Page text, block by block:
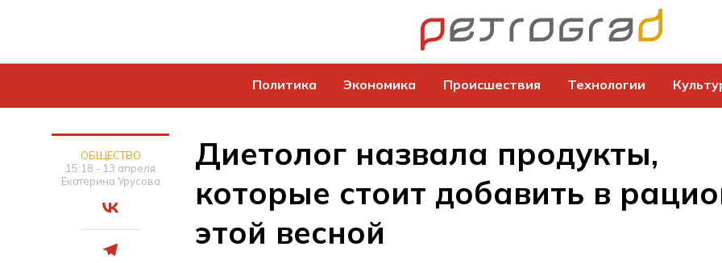
Политика Экономика Происшествия Технологии
ОБЩЕСТВО
15:18 - 13 апреля
Екатерина Урусова
Диетолог назвала продукты,
которые стоит добавить в
этой весной